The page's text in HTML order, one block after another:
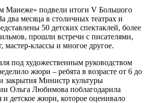
Манеже» подвели итоги V Большого
два месяца в столичных театрах и
50 детских спектаклей, более
прошли встречи с писателями,
мастер-классы и многое другое.
под художественным руководством
жюри – ребята в возрасте от 6 до
закрытия Министр культуры
Ольга Любимова поблагодарила
и детское жюри, которое оценивало